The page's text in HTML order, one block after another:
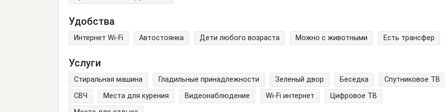
Удобства
Интернет Wi-Fi Автостоянка Дети любого возраста Можно с животными Есть трансфер
Услуги
Стиральная машина Гладильные принадлежности Зеленый двор Беседка
Спутниковое ТВ
СВЧ
Места для курения Видеонаблюдение Wi-Fi интернет
Цифровое ТВ